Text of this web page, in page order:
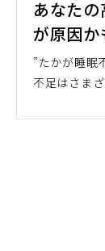
あなた
が原因か
”たかが睡眠
不足はさま